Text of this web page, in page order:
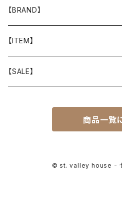
【BRAND】
山と道
T-SHIRT
迷迭香
Akihiro Wood Works
【ITEM】
WEAR
【SALE】
商品一覧
© st. valley house - セ